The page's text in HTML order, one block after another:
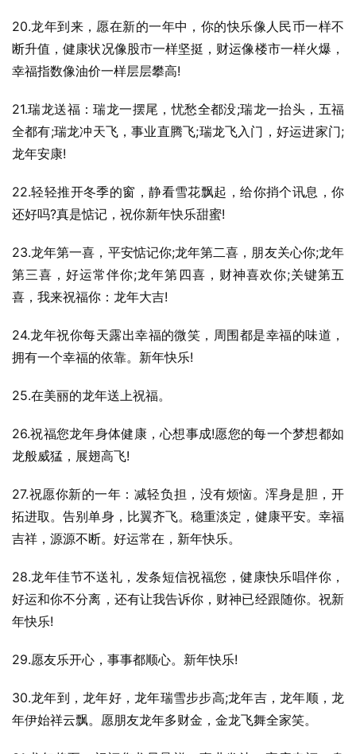
20.龙年到来，愿在新的一年中，你的快乐像人民币一样不
断升值，健康状况像股市一样坚挺，财运像楼市一样火爆，
幸福指数像油价一样层层攀高!
21.瑞龙送福：瑞龙一摆尾，忧愁全都没;瑞龙一抬头，五福
全都有;瑞龙冲天飞，事业直腾飞;瑞龙飞入门，好运进家门;
龙年安康!
22.轻轻推开冬季的窗，静看雪花飘起，给你捎个讯息，你
还好吗?真是惦记，祝你新年快乐甜蜜!
23.龙年第一喜，平安惦记你;龙年第二喜，朋友关心你;龙年
第三喜，好运常伴你;龙年第四喜，财神喜欢你;关键第五
喜，我来祝福你：龙年大吉!
24.龙年祝你每天露出幸福的微笑，周围都是幸福的味道，
拥有一个幸福的依靠。新年快乐!
25.在美丽的龙年送上祝福。
26.祝福您龙年身体健康，心想事成!愿您的每一个梦想都如
龙般威猛，展翅高飞!
27.祝愿你新的一年：减轻负担，没有烦恼。浑身是胆，开
拓进取。告别单身，比翼齐飞。稳重淡定，健康平安。幸福
吉祥，源源不断。好运常在，新年快乐。
28.龙年佳节不送礼，发条短信祝福您，健康快乐唱伴你，
好运和你不分离，还有让我告诉你，财神已经跟随你。祝新
年快乐!
29.愿友乐开心，事事都顺心。新年快乐!
30.龙年到，龙年好，龙年瑞雪步步高;龙年吉，龙年顺，龙
年伊始祥云飘。愿朋友龙年多财金，金龙飞舞全家笑。